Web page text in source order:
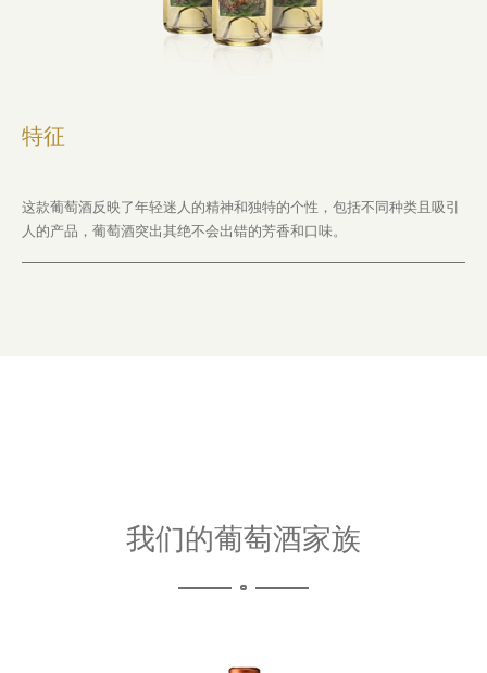
特征
这款葡萄酒反映了年轻迷人的精神和独特的个性，包括不同种类且吸引
人的产品，葡萄酒突出其绝不会出错的芳香和口味。
我们的葡萄酒家族